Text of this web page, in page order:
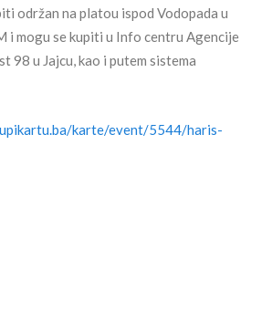
održan na platou ispod Vodopada u
i mogu se kupiti u Info centru Agencije
98 u Jajcu, kao i putem sistema
karte/event/5544/haris-